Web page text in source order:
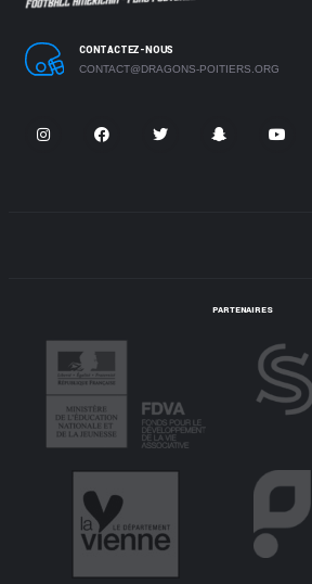
CONTACTEZ-NOUS
CONTACT@DRAGONS-POITIERS.ORG
PARTENAIRES